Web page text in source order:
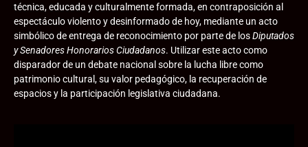
técnica, educada y culturalmente formada, en contraposición al
espectáculo violento y desinformado de hoy, mediante un acto
simbólico de entrega de reconocimiento por parte de losDiputados
y Senadores Honorarios Ciudadanos. Utilizar este acto como
disparador de un debate nacional sobre la lucha libre como
patrimonio cultural, su valor pedagógico, la recuperación de
espacios y la participación legislativa ciudadana.